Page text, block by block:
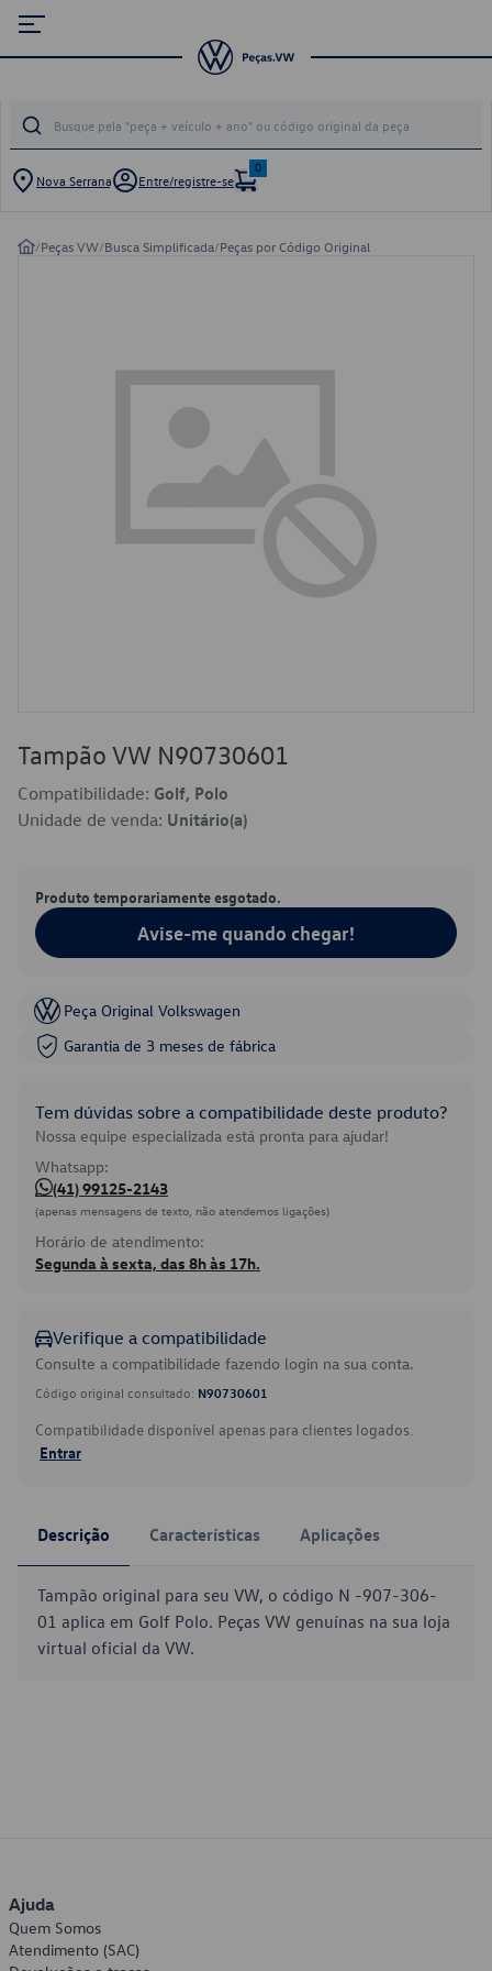
Nova Serrana Entre/registre-se
0
/Peças VW/Busca Simplificada/Peças por Código Original
Tampão VW N90730601
Compatibilidade: Golf, Polo
Unidade de venda: Unitário(a)
Produto temporariamente esgotado.
Avise-me quando chegar!
Peça Original Volkswagen
Garantia de 3 meses de fábrica
Tem dúvidas sobre a compatibilidade deste produto?
Nossa equipe especializada está pronta para ajudar!
Whatsapp:
(41) 99125-2143
(apenas mensagens de texto, não atendemos ligações)
Horário de atendimento:
Segunda à sexta, das 8h às 17h.
Verifique a compatibilidade
Consulte a compatibilidade fazendo login na sua conta.
Código original consultado: N90730601
Compatibilidade disponível apenas para clientes logados.
Entrar
Descrição Características Aplicações
Tampão original para seu VW, o código N -907-306-
01 aplica em Golf Polo. Peças VW genuínas na sua loja
virtual oficial da VW.
Ajuda
Quem Somos
Atendimento (SAC)